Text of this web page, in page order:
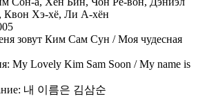
Хэ-хё, Ли А-хён
зовут Ким Сам Сун / Моя чудесная
My Lovely Kim Sam Soon / My name is
내 이름은 김삼순